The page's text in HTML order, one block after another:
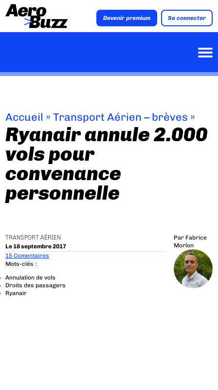
Devenir premium Se connecter
Accueil »Transport Aérien – brèves »
Ryanair annule 2.000
vols pour
convenance
personnelle
TRANSPORT AÉRIEN
Le 18 septembre 2017
Par Fabrice
Morlon
15 Comentaires
Mots-clés :
Annulation de vols
Droits des passagers
Ryanair